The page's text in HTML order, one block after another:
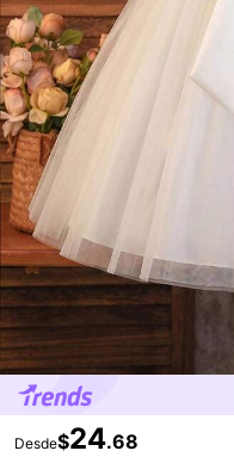
Desde$24.68